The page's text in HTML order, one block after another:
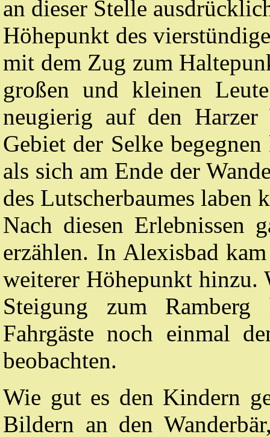
an dieser Stelle
Höhepunkt des
mit dem Zug zum
großen und kleinen
neugierig auf den
Gebiet der Selke
als sich am Ende der
des Lutscherbaumes laben
Nach diesen Erlebnissen
erzählen. In Alexisbad
weiterer Höhepunkt hinzu.
Steigung zum
Fahrgäste noch einmal
beobachten.
Wie gut es den Kindern
Bildern an den